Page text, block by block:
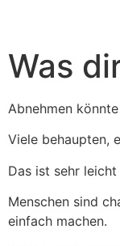
Was
Abnehmen
Viele behaupten,
Das ist sehr
Menschen sind
einfach machen.